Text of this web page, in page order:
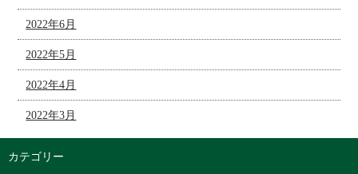
2022年6月
2022年5月
2022年4月
2022年3月
カテゴリー